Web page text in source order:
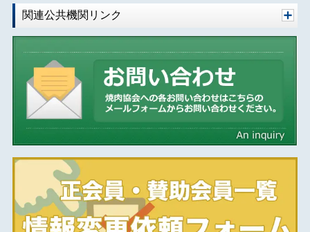
関連公共機関リンク